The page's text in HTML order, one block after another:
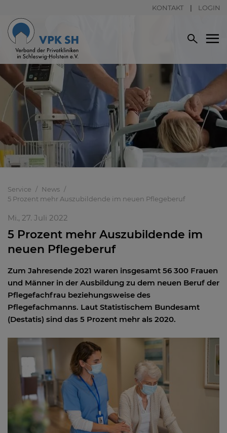
KONTAKT LOGIN
Service
News
5 Prozent mehr Auszubildende im neuen Pflegeberuf
Mi., 27. Juli 2022
5 Prozent mehr Auszubildende im
neuen Pflegeberuf
Zum Jahresende 2021 waren insgesamt 56 300 Frauen
und Männer in der Ausbildung zu dem neuen Beruf der
Pflegefachfrau beziehungsweise des
Pflegefachmanns. Laut Statistischem Bundesamt
(Destatis) sind das 5 Prozent mehr als 2020.